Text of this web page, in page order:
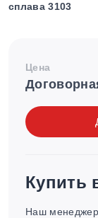
сплава 3103
Цена
Купить
Наш менеджер